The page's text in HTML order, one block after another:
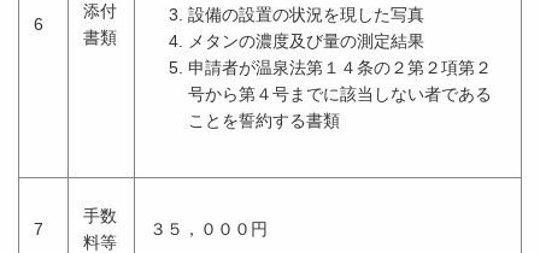
6
添付
書類
設備の設置の状況を現した写真
メタンの濃度及び量の測定結果
申請者が温泉法第１４条の２第２項第２
号から第４号までに該当しない者である
ことを誓約する書類
7
手数
料等
３５，０００円